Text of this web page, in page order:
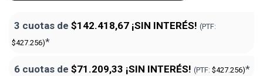
3 cuotas de $142.418,67 ¡SIN INTERÉS! (PTF:
$427.256)*
6 cuotas de $71.209,33 ¡SIN INTERÉS! (PTF: $427.256)*